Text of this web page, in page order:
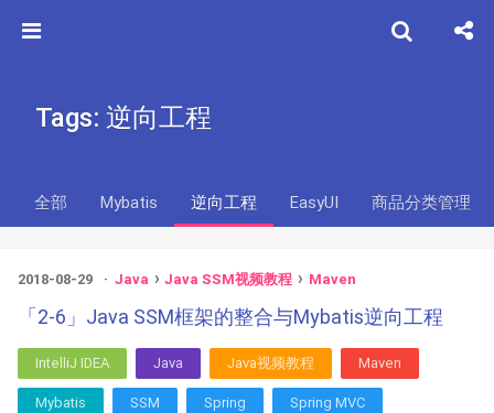
Tags: 逆向工程
全部 Mybatis 逆向工程 EasyUI 商品分类管理
2018-08-29 Java Java SSM视频教程 Maven
「2-6」Java SSM框架的整合与Mybatis逆向工程
IntelliJ IDEA Java Java视频教程 Maven
Mybatis SSM Spring Spring MVC